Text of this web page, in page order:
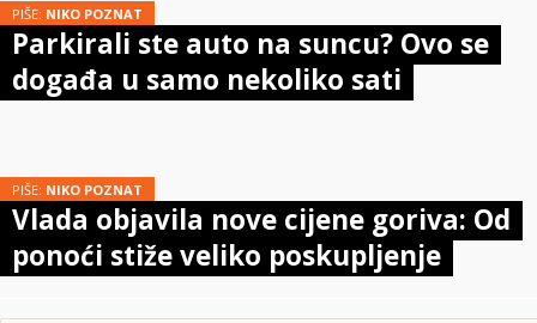
PIŠE: NIKO POZNAT
Parkirali ste auto na suncu? Ovo se
događa u samo nekoliko sati
PIŠE: NIKO POZNAT
Vlada objavila nove cijene goriva: Od
ponoći stiže veliko poskupljenje